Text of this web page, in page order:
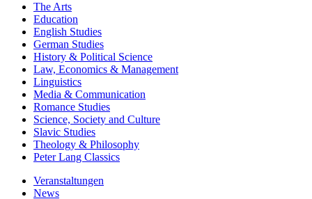
The Arts
Education
English Studies
German Studies
History & Political Science
Law, Economics & Management
Linguistics
Media & Communication
Romance Studies
Science, Society and Culture
Slavic Studies
Theology & Philosophy
Peter Lang Classics
Veranstaltungen
News